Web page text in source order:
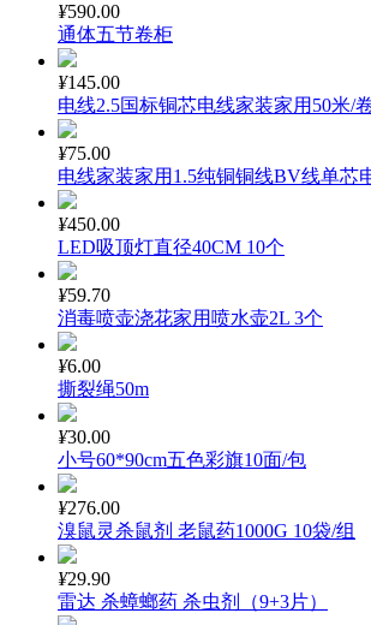
¥590.00
通体五节卷柜
¥145.00
电线2.5国标铜芯电线家装家用50米/
¥75.00
电线家装家用1.5纯铜铜线BV线单芯
¥450.00
LED吸顶灯直径40CM 10个
¥59.70
消毒喷壶浇花家用喷水壶2L 3个
¥6.00
撕裂绳50m
¥30.00
小号60*90cm五色彩旗10面/包
¥276.00
溴鼠灵杀鼠剂 老鼠药1000G 10袋/组
¥29.90
雷达 杀蟑螂药 杀虫剂（9+3片）